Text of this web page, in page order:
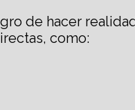
de hacer
como: